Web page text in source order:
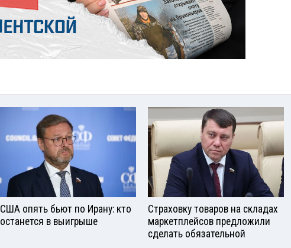
США опять бьют по Ирану: кто
останется в выигрыше
Страховку товаров на складах
маркетплейсов предложили
сделать обязательной